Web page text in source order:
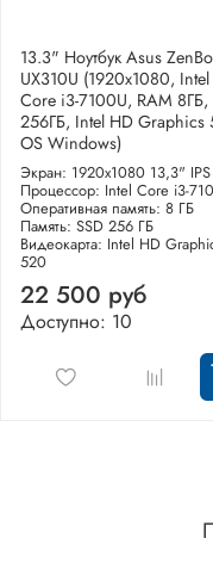
13.3" Ноутбук Asus
UX310U (1920x1080, Intel
Core i3-7100U, RAM 8ГБ,
256ГБ, Intel HD Graphics
OS Windows)
Экран: 1920x1080 13,3" IPS
Процессор: Intel Core i3-
Оперативная память: 8 ГБ
Память: SSD 256 ГБ
Видеокарта: Intel HD
520
22 500 руб
Доступно: 10